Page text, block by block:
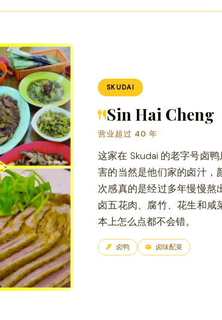
SKUDAI
Sin Hai Cheng
营业超过 40 年
这家在 Skudai 的老字号卤
害的当然是他们家的卤汁，
次感真的是经过多年慢慢熬
卤五花肉、腐竹、花生和咸
本上怎么点都不会错。
卤鸭 卤味配菜